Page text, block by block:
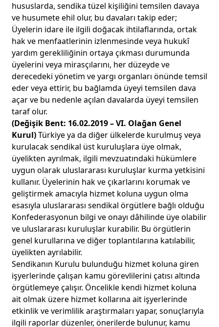
hususlarda, sendika tüzel kişiliğini temsilen davaya
ve husumete ehil olur, bu davaları takip eder;
Üyelerin idare ile ilgili doğacak ihtilaflarında, ortak
hak ve menfaatlerinin izlenmesinde veya hukukî
yardım gerekliliğinin ortaya çıkması durumunda
üyelerini veya mirasçılarını, her düzeyde ve
derecedeki yönetim ve yargı organları önünde temsil
eder veya ettirir, bu bağlamda üyeyi temsilen dava
açar ve bu nedenle açılan davalarda üyeyi temsilen
taraf olur.
(Değişik Bent: 16.02.2019 – VI. Olağan Genel
Kurul)Türkiye ya da diğer ülkelerde kurulmuş veya
kurulacak sendikal üst kuruluşlara üye olmak,
üyelikten ayrılmak, ilgili mevzuatındaki hükümlere
uygun olarak uluslararası kuruluşlar kurma yetkisini
kullanır. Üyelerinin hak ve çıkarlarını korumak ve
geliştirmek amacıyla hizmet koluna uygun olma
esasıyla uluslararası sendikal örgütlere bağlı olduğu
Konfederasyonun bilgi ve onayı dâhilinde üye olabilir
ve uluslararası kuruluşlar kurabilir. Bu örgütlerin
genel kurullarına ve diğer toplantılarına katılabilir,
üyelikten ayrılabilir.
Sendikanın Kurulu bulunduğu hizmet koluna giren
işyerlerinde çalışan kamu görevlilerini çatısı altında
örgütlemeye çalışır. Öncelikle kendi hizmet koluna
ait olmak üzere hizmet kollarına ait işyerlerinde
etkinlik ve verimlilik araştırmaları yapar, sonuçlarıyla
ilgili raporlar düzenler, önerilerde bulunur, kamu